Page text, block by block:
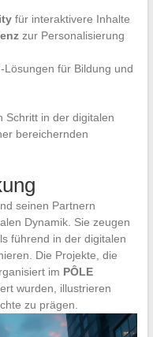
für interaktivere Inhalte
zur Personalisierung
-Lösungen für Bildung und
Schritt in der digitalen
bereichernden
seinen Partnern
Dynamik. Sie zeugen
führend in der digitalen
Die Projekte, die
im PÔLE
wurden, illustrieren
zu prägen.